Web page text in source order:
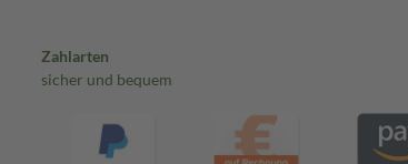
Zahlarten
sicher und bequem